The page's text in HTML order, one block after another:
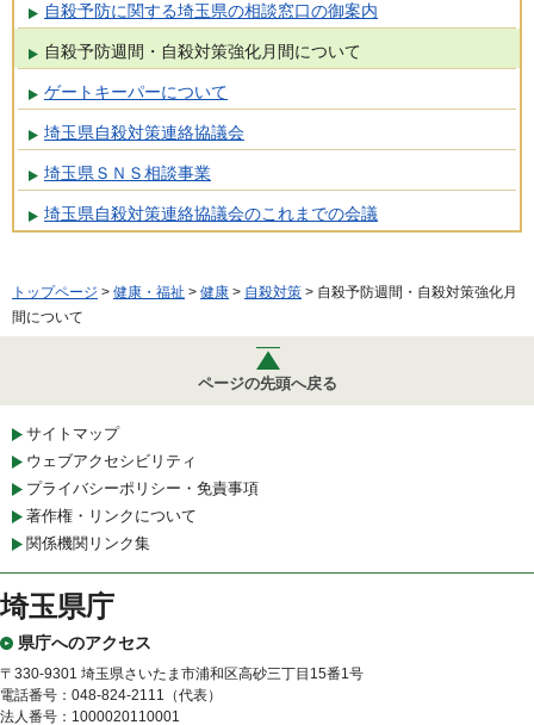
自殺予防に関する埼玉県の相談窓口の御案内
自殺予防週間・自殺対策強化月間について
ゲートキーパーについて
埼玉県自殺対策連絡協議会
埼玉県ＳＮＳ相談事業
埼玉県自殺対策連絡協議会のこれまでの会議
トップページ > 健康・福祉 > 健康 > 自殺対策 > 自殺予防週間・自殺対策強化月
間について
ページの先頭へ戻る
サイトマップ
ウェブアクセシビリティ
プライバシーポリシー・免責事項
著作権・リンクについて
関係機関リンク集
埼玉県庁
県庁へのアクセス
〒330-9301 埼玉県さいたま市浦和区高砂三丁目15番1号
電話番号：048-824-2111（代表）
法人番号：1000020110001